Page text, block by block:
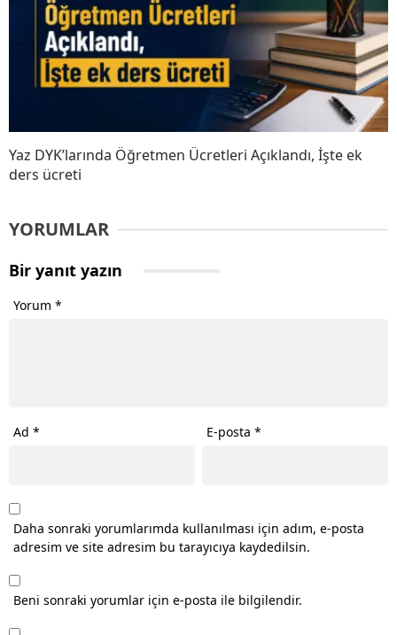
Yaz DYK’larında Öğretmen Ücretleri Açıklandı, İşte ek
ders ücreti
YORUMLAR
Bir yanıt yazın
Yorum *
Ad * E-posta*
Daha sonraki yorumlarımda kullanılması için adım, e-posta
adresim ve site adresim bu tarayıcıya kaydedilsin.
Beni sonraki yorumlar için e-posta ile bilgilendir.